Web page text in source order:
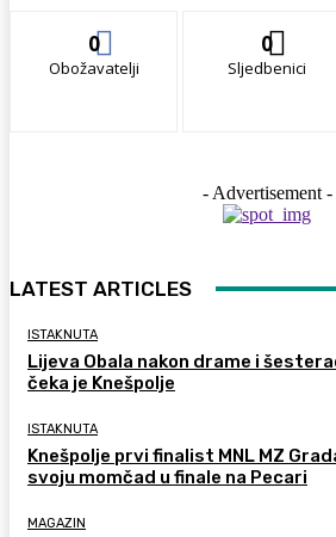
0
Obožavatelji
0
Sljedbenici
- Advertisement -
LATEST ARTICLES
ISTAKNUTA
Lijeva Obala nakon drame i
čeka je Knešpolje
ISTAKNUTA
Knešpolje prvi finalist MNL MZ
svoju momčad u finale na Pecari
MAGAZIN